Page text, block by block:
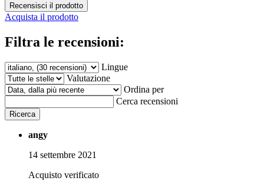
Recensisci il prodotto
Acquista il prodotto
Filtra le recensioni:
Lingue
Valutazione
Ordina per
Cerca recensioni
Ricerca
angy
14 settembre 2021
Acquisto verificato